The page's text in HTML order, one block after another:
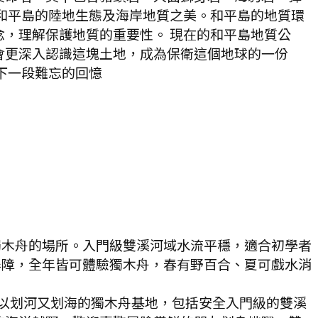
島的陸地生態及海岸地質之美。和平島的地質環
理解保護地質的重要性。 現在的和平島地質公
深入認識這塊土地，成為保衛這個地球的一份
一段難忘的回憶
舟的場所。入門級雙溪河域水流平穩，適合初學者
，全年皆可體驗獨木舟，春有野百合、夏可戲水消
河又划海的獨木舟基地，包括安全入門級的雙溪